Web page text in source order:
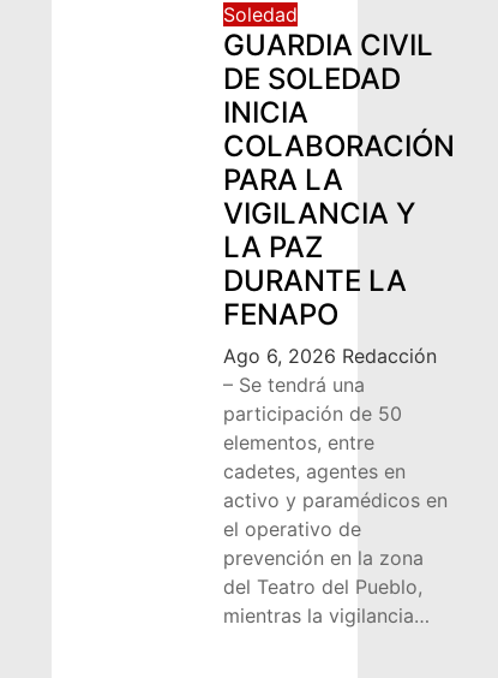
Soledad
GUARDIA CIVIL
DE SOLEDAD
INICIA
COLABORACIÓN
PARA LA
VIGILANCIA Y
LA PAZ
DURANTE LA
FENAPO
Ago 6, 2026 Redacción
– Se tendrá una
participación de 50
elementos, entre
cadetes, agentes en
activo y paramédicos en
el operativo de
prevención en la zona
del Teatro del Pueblo,
mientras la vigilancia…